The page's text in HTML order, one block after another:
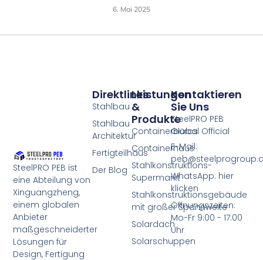
6. Mai 2025
SteelPRO PEB ist
eine Abteilung von
Xinguangzheng,
einem globalen
Anbieter
maßgeschneiderter
Lösungen für
Design, Fertigung
Leistungen
&
Produkte
Containerbüros
Containerhaus
Stahlkonstruktions-
Supermarkt
Stahlkonstruktionsgebäude
mit großer Spannweite
Solardach
Solarschuppen
Direktlinks
Stahlbau
Stahlbau
Architektur
Fertigteilhaus
Der Blog
Kontaktieren
Sie Uns
SteelPRO PEB
Global Official
E-Mail:
WhatsApp: hier
klicken
Öffnungszeiten:
Mo-Fr 9:00 - 17:00
Uhr